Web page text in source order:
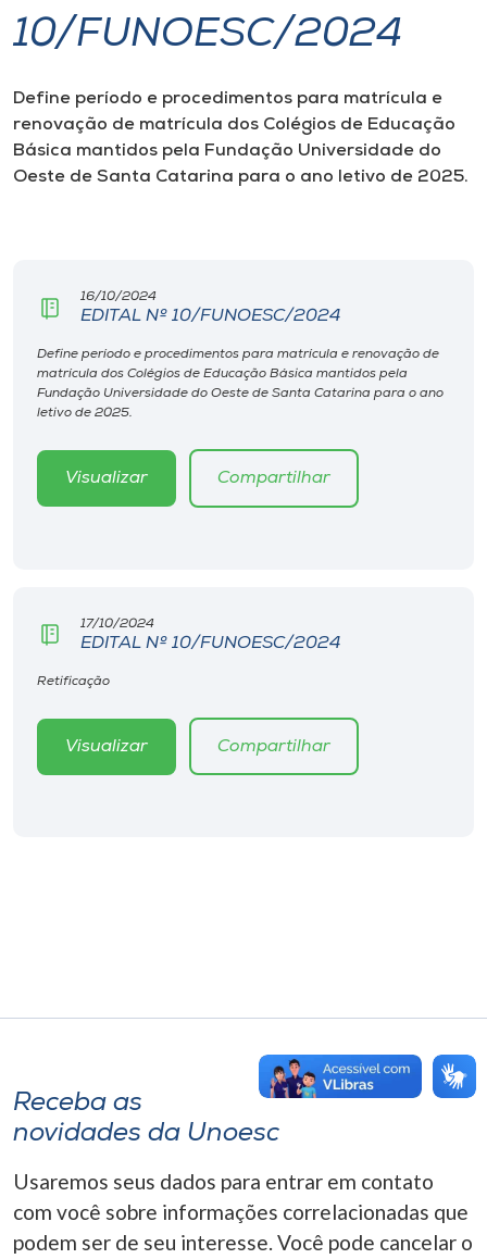
I.nova
Diplomados
Cultura
Biblioteca
Editora
Museu
10/FUNOESC/2024
Define período e procedimentos para matrícula e
renovação de matrícula dos Colégios de Educação
Básica mantidos pela Fundação Universidade do
Oeste de Santa Catarina para o ano letivo de 2025.
16/10/2024
EDITAL Nº 10/FUNOESC/2024
Define período e procedimentos para matrícula e renovação de
matrícula dos Colégios de Educação Básica mantidos pela
Fundação Universidade do Oeste de Santa Catarina para o ano
letivo de 2025.
Visualizar Compartilhar
17/10/2024
EDITAL Nº 10/FUNOESC/2024
Retificação
Visualizar Compartilhar
Receba as
novidades da Unoesc
Usaremos seus dados para entrar em contato
com você sobre informações correlacionadas que
podem ser de seu interesse. Você pode cancelar o